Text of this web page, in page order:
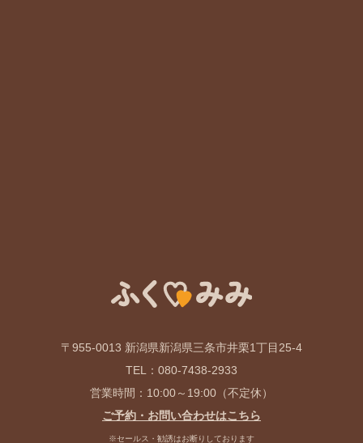
〒955-0013 新潟県新潟県三条市井栗1丁目25-4
TEL： 080-7438-2933
営業時間：10:00～19:00（不定休）
ご予約・お問い合わせはこちら
※セールス・勧誘はお断りしております